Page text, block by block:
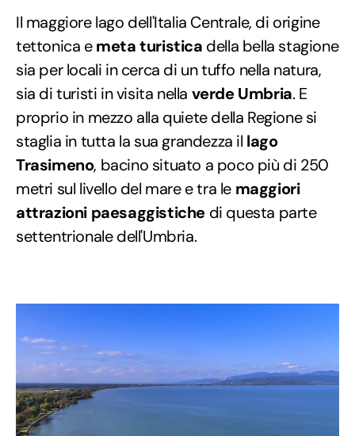
Il maggiore lago dell'Italia Centrale, di origine
tettonica emeta turistica della bella stagione
sia per locali in cerca di un tuffo nella natura,
sia di turisti in visita nella verde Umbria. E
proprio in mezzo alla quiete della Regione si
staglia in tutta la sua grandezza il lago
Trasimeno, bacino situato a poco più di 250
metri sul livello del mare e tra le maggiori
attrazioni paesaggistiche di questa parte
settentrionale dell'Umbria.